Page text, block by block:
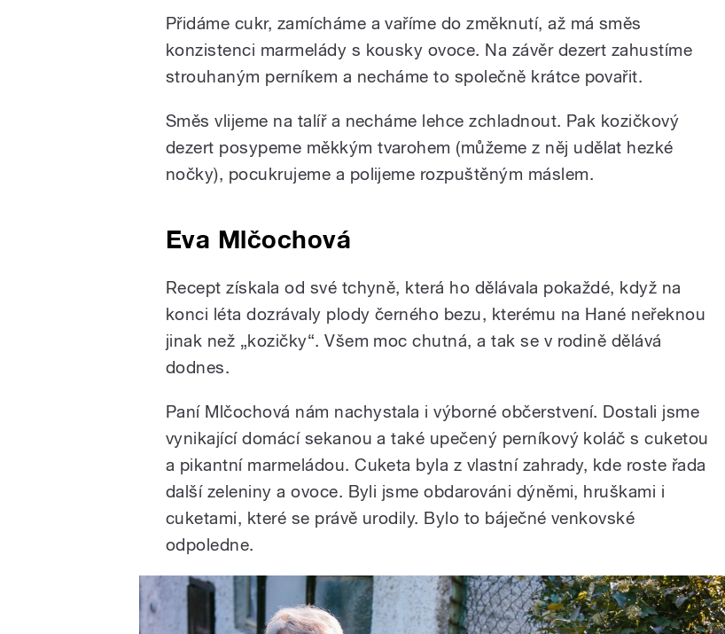
Přidáme cukr, zamícháme a vaříme do změknutí, až má směs
konzistenci marmelády s kousky ovoce. Na závěr dezert zahustíme
strouhaným perníkem a necháme to společně krátce povařit.
Směs vlijeme na talíř a necháme lehce zchladnout. Pak kozičkový
dezert posypeme měkkým tvarohem (můžeme z něj udělat hezké
nočky), pocukrujeme a polijeme rozpuštěným máslem.
Eva Mlčochová
Recept získala od své tchyně, která ho dělávala pokaždé, když na
konci léta dozrávaly plody černého bezu, kterému na Hané neřeknou
jinak než „kozičky“. Všem moc chutná, a tak se v rodině dělává
dodnes.
Paní Mlčochová nám nachystala i výborné občerstvení. Dostali jsme
vynikající domácí sekanou a také upečený perníkový koláč s cuketou
a pikantní marmeládou. Cuketa byla z vlastní zahrady, kde roste řada
další zeleniny a ovoce. Byli jsme obdarováni dýněmi, hruškami i
cuketami, které se právě urodily. Bylo to báječné venkovské
odpoledne.